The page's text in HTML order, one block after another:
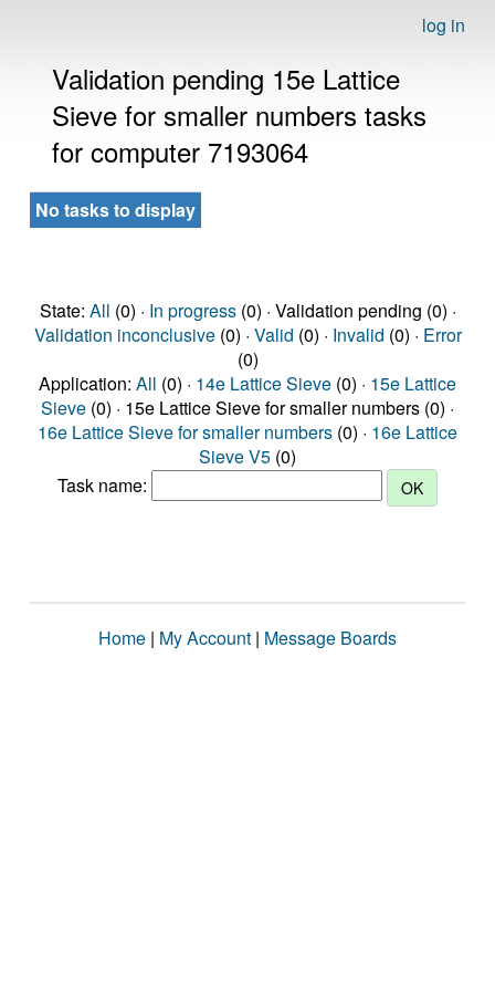
log in
Validation pending 15e Lattice
Sieve for smaller numbers tasks
for computer 7193064
No tasks to display
State: All (0) · In progress(0) · Validation pending (0) ·
Validation inconclusive(0) · Valid (0) · Invalid (0) · Error
(0)
Application: All (0) · 14e Lattice Sieve (0) · 15e Lattice
Sieve (0) · 15e Lattice Sieve for smaller numbers (0) ·
16e Lattice Sieve for smaller numbers (0) · 16e Lattice
Sieve V5 (0)
Task name:
Home | My Account | Message Boards